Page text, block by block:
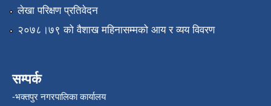
लेखा परिक्षण प्रतिवेदन
२०७८।७९ को वैशाख महिनासम्मको आय र व्यय विवरण
सम्पर्क
-भक्तपुर नगरपालिका कार्यालय